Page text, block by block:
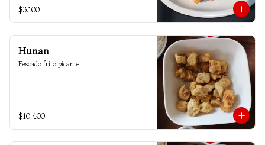
$3.100
Hunan
Pescado frito picante
$10.400